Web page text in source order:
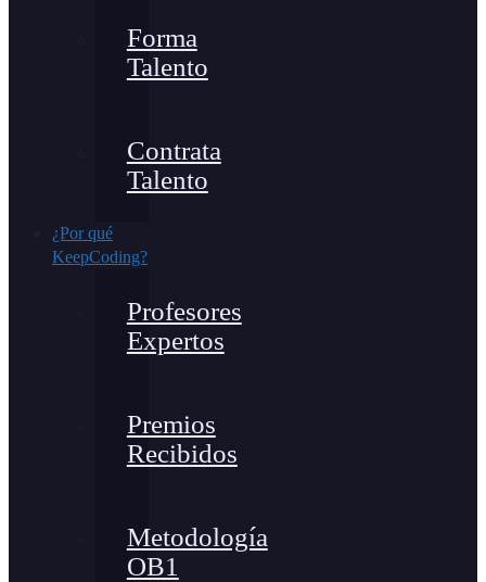
Forma
Talento
Contrata
Talento
¿Por qué
KeepCoding?
Profesores
Expertos
Premios
Recibidos
Metodología
OB1